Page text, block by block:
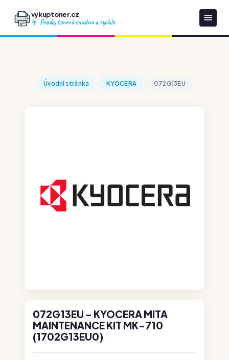
vykuptoner.cz
Prodej tonerů snadno a rychle
Úvodní stránka KYOCERA 072G13EU
072G13EU - KYOCERA MITA
MAINTENANCE KIT MK-710
(1702G13EU0)